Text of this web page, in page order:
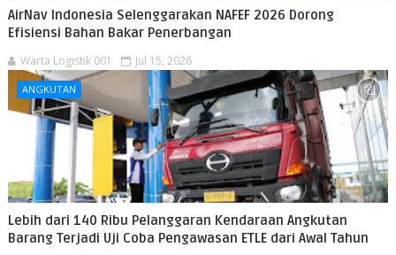
AirNav Indonesia Selenggarakan NAFEF 2026 Dorong
Efisiensi Bahan Bakar Penerbangan
Warta Logistik 001 Jul 15, 2026
ANGKUTAN
Lebih dari 140 Ribu Pelanggaran Kendaraan Angkutan
Barang Terjadi Uji Coba Pengawasan ETLE dari Awal Tahun